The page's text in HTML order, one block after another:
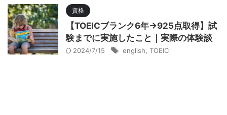
資格
【TOEICブランク6年→925点取得】試
験までに実施したこと｜実際の体験談
2024/7/15 english TOEIC